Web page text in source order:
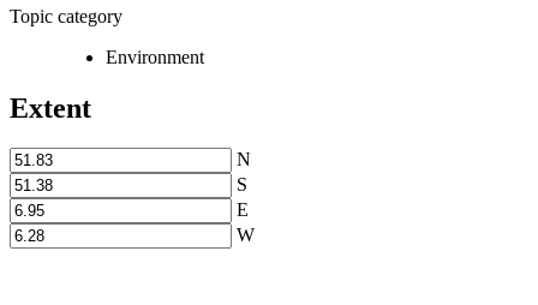
Topic category
Environment
Extent
N
S
E
W